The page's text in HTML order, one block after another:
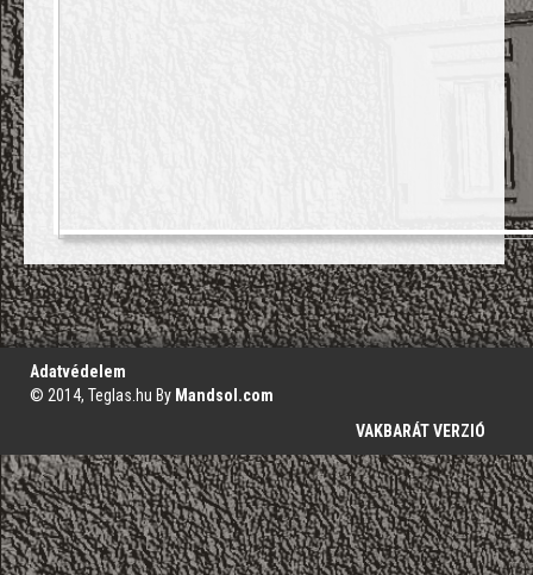
';
Adatvédelem
© 2014, Teglas.hu By Mandsol.com
VAKBARÁT VERZIÓ